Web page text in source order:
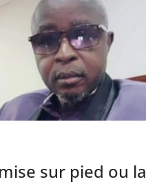
mise sur pied ou la